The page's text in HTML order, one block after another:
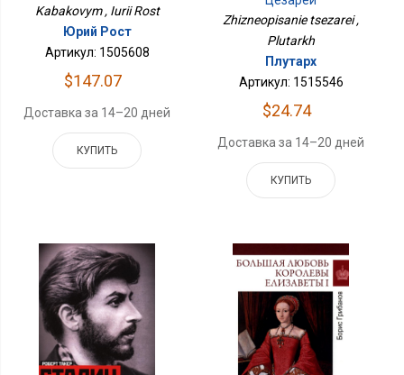
Kabakovym , Iurii Rost
Юрий Рост
Артикул: 1505608
$147.07
Доставка за 14–20 дней
КУПИТЬ
Zhizneopisanie tsezarei ,
Plutarkh
Плутарх
Артикул: 1515546
$24.74
Доставка за 14–20 дней
КУПИТЬ